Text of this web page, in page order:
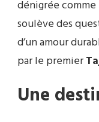
dénigrée
soulève des
d’un amour
par le premier
Une